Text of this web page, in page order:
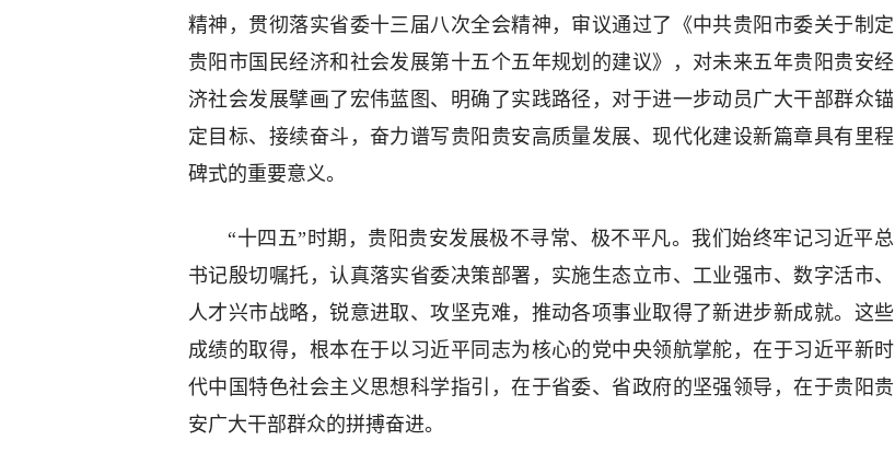
精神，贯彻落实省委十三届八次全会精神，审议通过了《中共贵阳市委关于制定
贵阳市国民经济和社会发展第十五个五年规划的建议》，对未来五年贵阳贵安经
济社会发展擘画了宏伟蓝图、明确了实践路径，对于进一步动员广大干部群众锚
定目标、接续奋斗，奋力谱写贵阳贵安高质量发展、现代化建设新篇章具有里程
碑式的重要意义。
“十四五”时期，贵阳贵安发展极不寻常、极不平凡。我们始终牢记习近平总
书记殷切嘱托，认真落实省委决策部署，实施生态立市、工业强市、数字活市、
人才兴市战略，锐意进取、攻坚克难，推动各项事业取得了新进步新成就。这些
成绩的取得，根本在于以习近平同志为核心的党中央领航掌舵，在于习近平新时
代中国特色社会主义思想科学指引，在于省委、省政府的坚强领导，在于贵阳贵
安广大干部群众的拼搏奋进。